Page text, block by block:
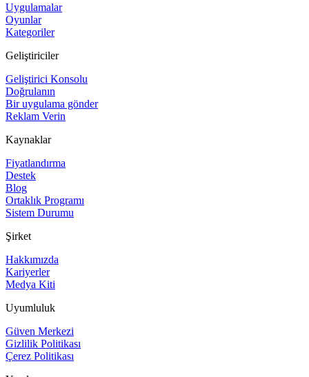
Uygulamalar
Oyunlar
Kategoriler
Geliştiriciler
Geliştirici Konsolu
Doğrulanın
Bir uygulama gönder
Reklam Verin
Kaynaklar
Fiyatlandırma
Destek
Blog
Ortaklık Programı
Sistem Durumu
Şirket
Hakkımızda
Kariyerler
Medya Kiti
Uyumluluk
Güven Merkezi
Gizlilik Politikası
Çerez Politikası